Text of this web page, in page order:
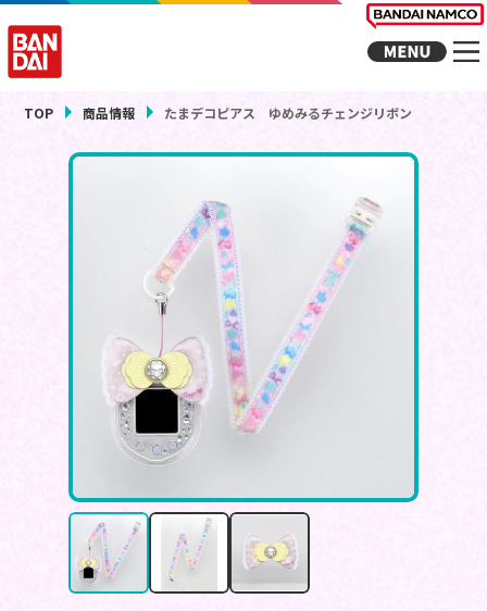
TOP 商品情報 たまデコピアス ゆめみるチェンジリボン